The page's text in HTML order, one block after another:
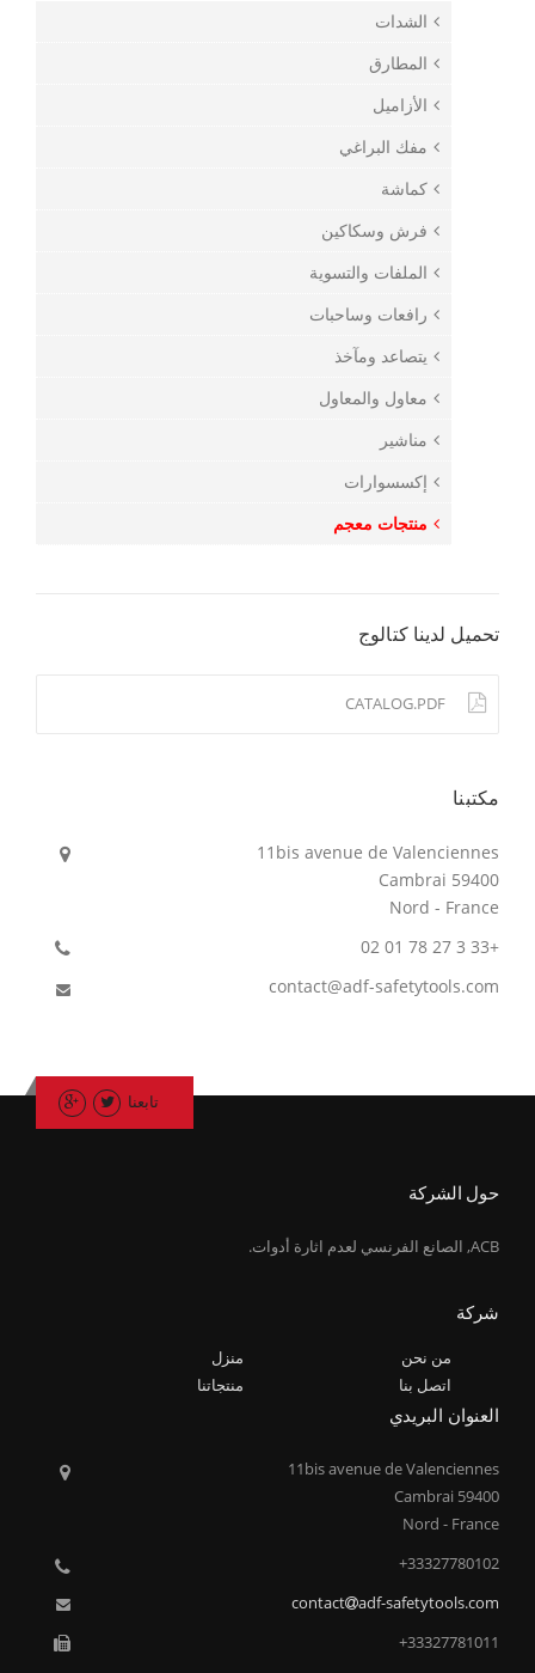
الشدات
المطارق
الأزاميل
مفك البراغي
كماشة
فرش وسكاكين
الملفات والتسوية
رافعات وساحبات
يتصاعد ومآخذ
معاول والمعاول
مناشير
إكسسوارات
منتجات معجم
تحميل لدينا كتالوج
CATALOG.PDF
مكتبنا
11bis avenue de Valenciennes
59400 Cambrai
Nord - France
+33 3 27 78 01 02
contact@adf-safetytools.com
تابعنا
حول الشركة
ACB, الصانع الفرنسي لعدم اثارة أدوات.
شركة
منزل
من نحن
منتجاتنا
اتصل بنا
العنوان البريدي
11bis avenue de Valenciennes
59400 Cambrai
Nord - France
33327780102+
contact
adf-safetytools.com
33327781011+